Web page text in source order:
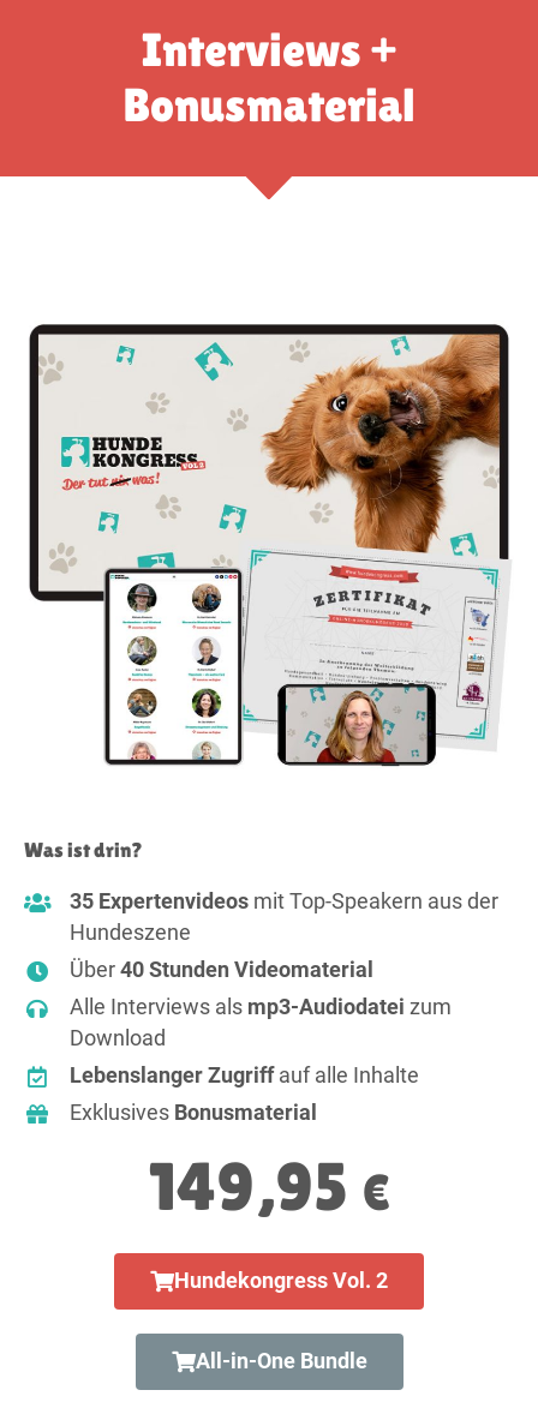
Interviews +
Bonusmaterial
Was ist drin?
35 Expertenvideosmit Top-Speakern aus der
Hundeszene
Über 40 Stunden Videomaterial
Alle Interviews als mp3-Audiodatei zum
Download
Lebenslanger Zugriffauf alle Inhalte
Exklusives Bonusmaterial
149,95 €
Hundekongress Vol. 2
All-in-One Bundle